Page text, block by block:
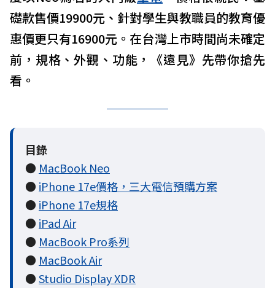
礎款售價19900元、針對學生與教職員的教育優
惠價更只有16900元。在台灣上市時間尚未確定
前，規格、外觀、功能，《遠見》先帶你搶先
看。
目錄
● MacBook Neo
● iPhone 17e價格，三大電信預購方案
● iPhone 17e規格
● iPad Air
● MacBook Pro系列
● MacBook Air
●Studio Display XDR